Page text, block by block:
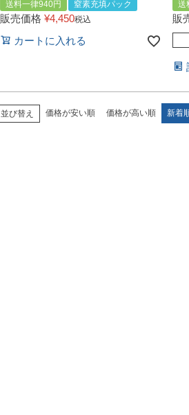
送料一律940円 窒素充填パック
販売価格 ¥4,450税込
カートに入れる
送
販
並び替え 価格が安い順 価格が高い順 新着